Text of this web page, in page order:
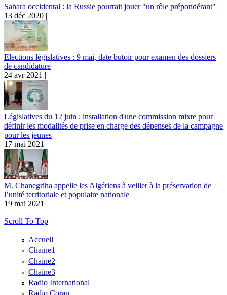
Sahara occidental : la Russie pourrait jouer "un rôle prépondérant"
13 déc 2020 |
Elections législatives : 9 mai, date butoir pour examen des dossiers
de candidature
24 avr 2021 |
Législatives du 12 juin : installation d'une commission mixte pour
définir les modalités de prise en charge des dépenses de la campagne
pour les jeunes
17 mai 2021 |
M. Chanegriha appelle les Algériens à veiller à la préservation de
l’unité territoriale et populaire nationale
19 mai 2021 |
Scroll To Top
Accueil
Chaine1
Chaine2
Chaine3
Radio International
Radio Coran